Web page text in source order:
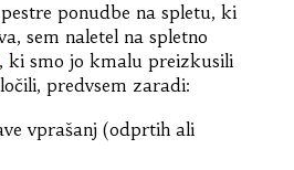
ponudbe na spletu, ki
sem naletel na spletno
, ki smo jo kmalu preizkusili
predvsem zaradi:
vprašanj (odprtih ali